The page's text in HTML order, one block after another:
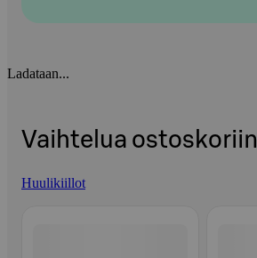
Ladataan...
Vaihtelua ostoskoriin
Huulikiillot